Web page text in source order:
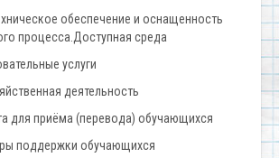
обеспечение и оснащенность
процесса.Доступная среда
услуги
деятельность
для приёма (перевода) обучающихся
поддержки обучающихся